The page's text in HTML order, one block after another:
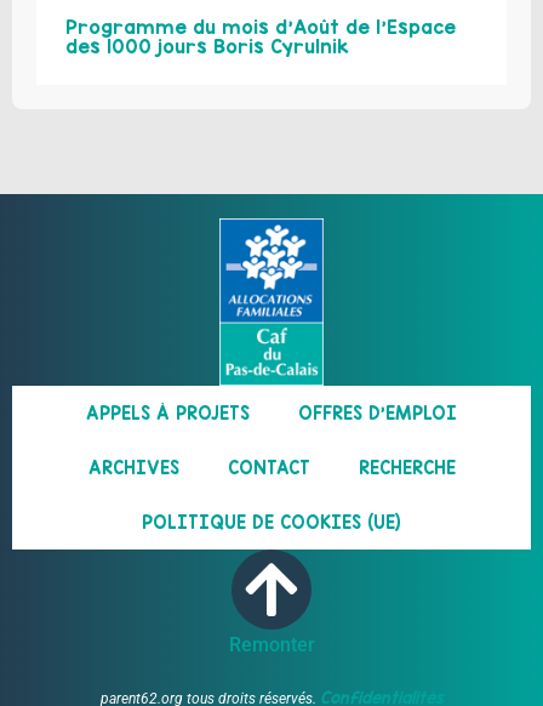
Programme du mois d’Août de l’Espace
des 1000 jours Boris Cyrulnik
APPELS À PROJETS OFFRES D’EMPLOI
ARCHIVES CONTACT RECHERCHE
POLITIQUE DE COOKIES (UE)
Remonter
parent62.org tous droits réservés. Confidentialités